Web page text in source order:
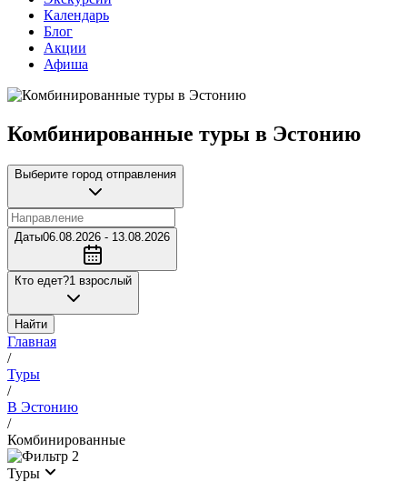
Календарь
Блог
Акции
Афиша
Комбинированные туры в Эстонию
Выберите город отправления
Даты06.08.2026 - 13.08.2026
Кто едет?1 взрослый
Найти
Главная
/
Туры
/
В Эстонию
/
Комбинированные
2
Туры